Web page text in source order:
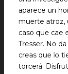
aparece un
muerte atroz,
caso que cae
Tresser. No
creas que lo
torcerá.